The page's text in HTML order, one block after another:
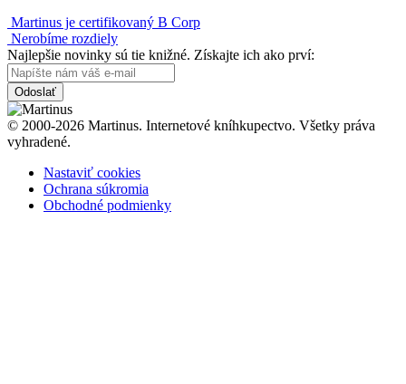
Martinus je certifikovaný B Corp
Nerobíme rozdiely
Najlepšie novinky sú tie knižné. Získajte ich ako prví:
Odoslať
© 2000-2026 Martinus. Internetové kníhkupectvo. Všetky práva
vyhradené.
Nastaviť cookies
Ochrana súkromia
Obchodné podmienky